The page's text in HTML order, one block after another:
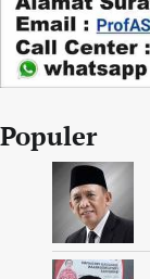
Populer